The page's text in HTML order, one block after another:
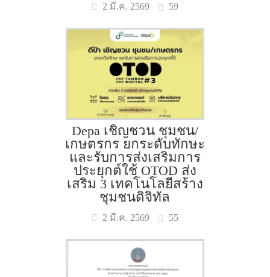
2 มี.ค. 2569 59
Depa เชิญชวน ชุมชน/
เกษตรกร ยกระดับทักษะ
และรับการส่งเสริมการ
ประยุกต์ใช้ OTOD ส่ง
เสริม 3 เทคโนโลยีสร้าง
ชุมชนดิจิทัล
2 มี.ค. 2569 55